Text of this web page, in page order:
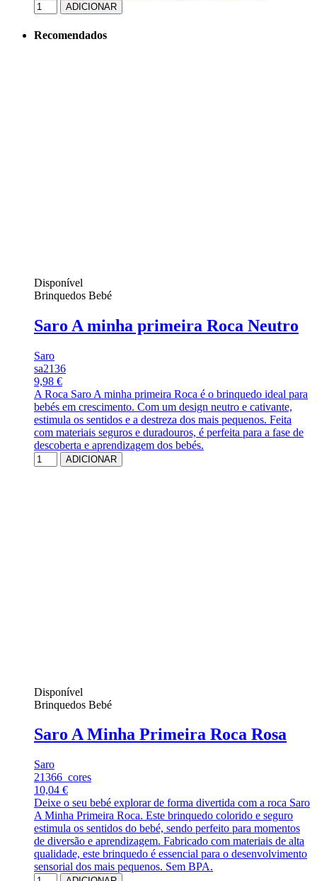
ADICIONAR
Recomendados
Disponível
Brinquedos Bebé
Saro A minha primeira Roca Neutro
Saro
sa2136
9,98 €
A Roca Saro A minha primeira Roca é o brinquedo ideal para
bebés em crescimento. Com um design neutro e cativante,
estimula os sentidos e a destreza dos mais pequenos. Feita
com materiais seguros e duradouros, é perfeita para a fase de
descoberta e aprendizagem dos bebés.
ADICIONAR
Disponível
Brinquedos Bebé
Saro A Minha Primeira Roca Rosa
Saro
21366_cores
10,04 €
Deixe o seu bebé explorar de forma divertida com a roca Saro
A Minha Primeira Roca. Este brinquedo colorido e seguro
estimula os sentidos do bebé, sendo perfeito para momentos
de diversão e aprendizagem. Fabricado com materiais de alta
qualidade, este brinquedo é essencial para o desenvolvimento
sensorial dos mais pequenos. Sem BPA.